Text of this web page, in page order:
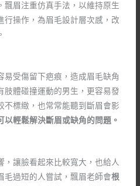
飄眉注重仿真手法，以維持原生
行操作，為眉毛設計層次感，改
易受傷留下疤痕，造成眉毛缺角
肢體碰撞運動的男生，更容易發
不標緻，也常常能聽到斷眉會影
以輕鬆解決斷眉或缺角的問題。
，讓臉看起來比較寬大，也給人
毛過短的人嘗試，飄眉老師會根